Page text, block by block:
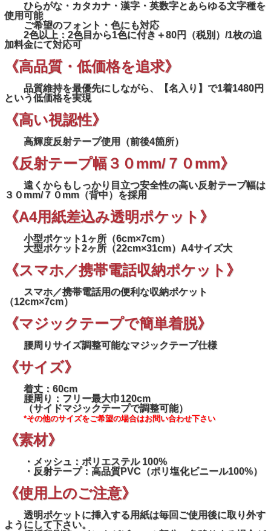
ひらがな・カタカナ・漢字・英数字とあらゆる文字種を
使用可能
ご希望のフォント・色にも対応
2色以上：2色目から1色に付き＋80円（税別）/1枚の追
加料金にて対応可
《高品質・低価格を追求》
品質維持を最優先にしながら、【名入り】で1着1480円
という低価格を実現
《高い視認性》
高輝度反射テープ使用（前後4箇所）
《反射テープ幅３０mm/７０mm》
遠くからもしっかり目立つ安全性の高い反射テープ幅は
３０mm/７０mm（背中）を採用
《A4用紙差込み透明ポケット》
小型ポケット1ヶ所（6cm×7cm）
大型ポケット2ヶ所（22cm×31cm）A4サイズ大
《スマホ／携帯電話収納ポケット》
スマホ／携帯電話用の便利な収納ポケット
（12cm×7cm）
《マジックテープで簡単着脱》
腰周りサイズ調整可能なマジックテープ仕様
《サイズ》
着丈：60cm
腰周り：フリー最大巾120cm
（サイドマジックテープで調整可能）
*その他のサイズをご希望の場合はお問い合わせ下さい
《素材》
・メッシュ：ポリエステル 100%
・反射テープ：高品質PVC（ポリ塩化ビニール100%）
《使用上のご注意》
透明ポケットに挿入する用紙は毎回ご使用後に取り外す
ようにして下さい。